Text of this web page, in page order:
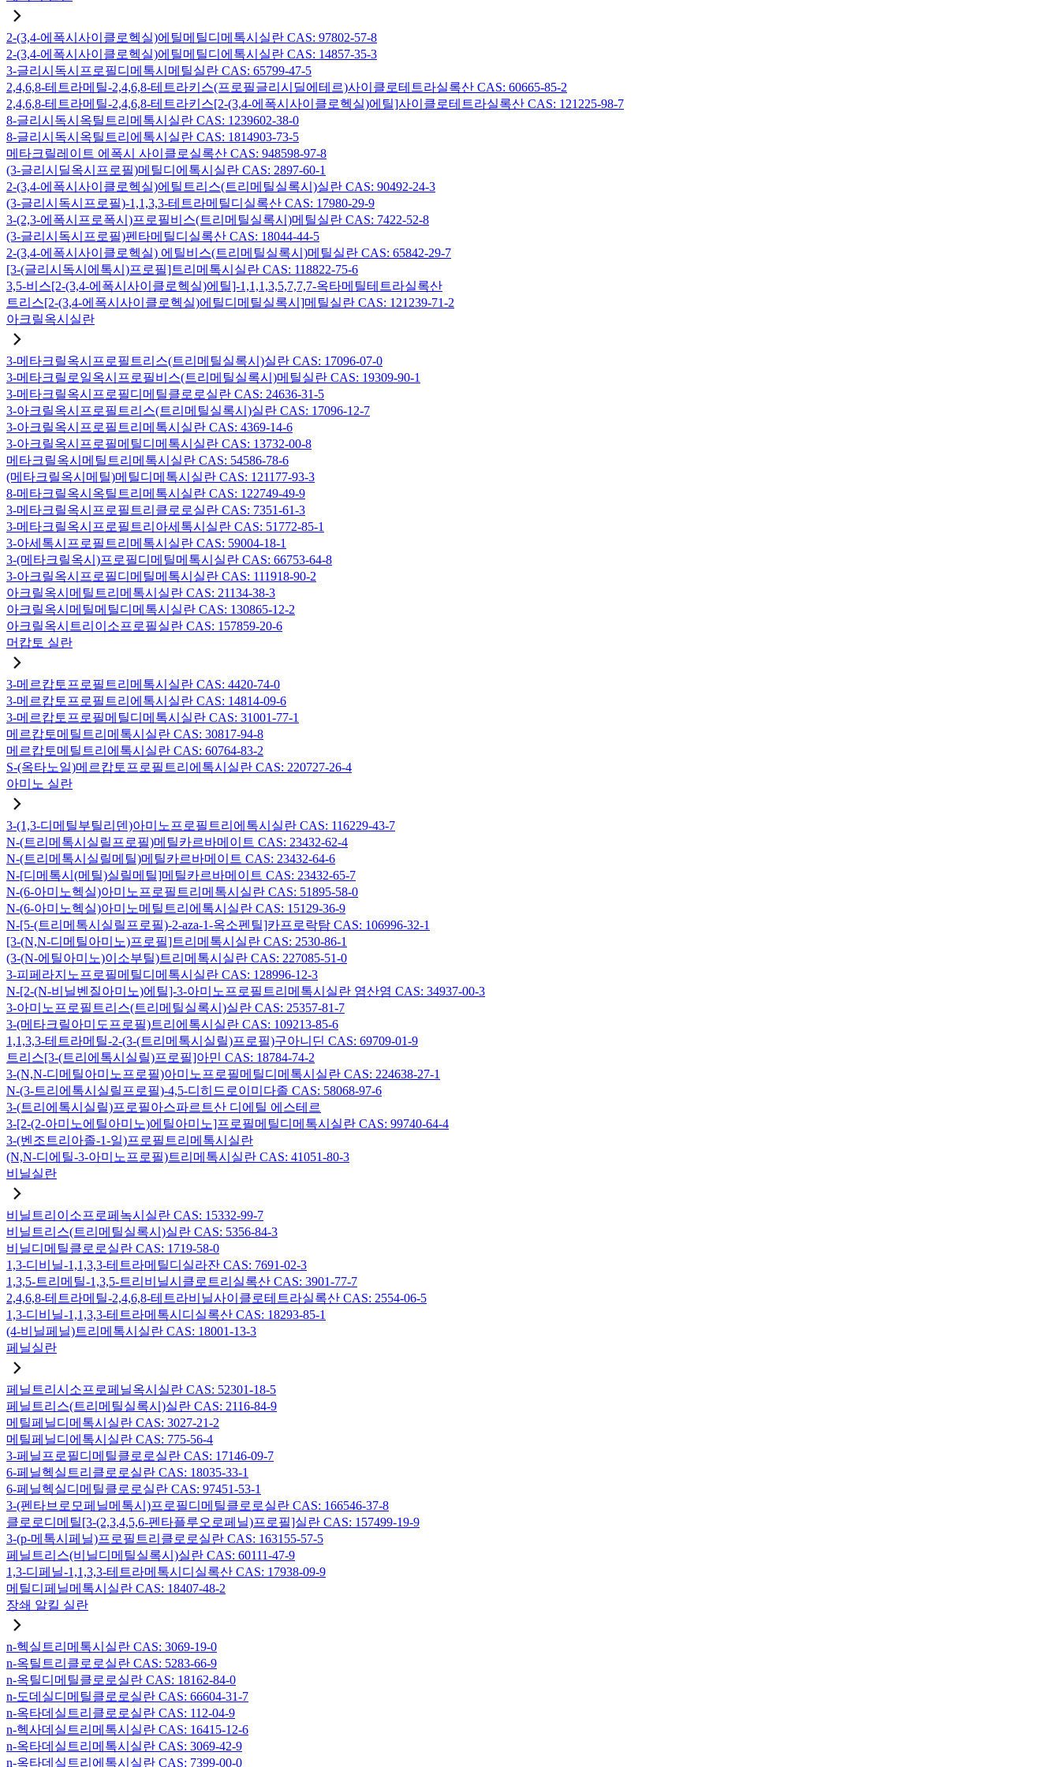
2-(3,4-에폭시사이클로헥실)에틸메틸디메톡시실란 CAS: 97802-57-8
2-(3,4-에폭시사이클로헥실)에틸메틸디에톡시실란 CAS: 14857-35-3
3-글리시독시프로필디메톡시메틸실란 CAS: 65799-47-5
2,4,6,8-테트라메틸-2,4,6,8-테트라키스(프로필글리시딜에테르)사이클로테트라실록산 CAS: 60665-85-2
2,4,6,8-테트라메틸-2,4,6,8-테트라키스[2-(3,4-에폭시사이클로헥실)에틸]사이클로테트라실록산 CAS: 121225-98-7
8-글리시독시옥틸트리메톡시실란 CAS: 1239602-38-0
8-글리시독시옥틸트리에톡시실란 CAS: 1814903-73-5
메타크릴레이트 에폭시 사이클로실록산 CAS: 948598-97-8
(3-글리시딜옥시프로필)메틸디에톡시실란 CAS: 2897-60-1
2-(3,4-에폭시사이클로헥실)에틸트리스(트리메틸실록시)실란 CAS: 90492-24-3
(3-글리시독시프로필)-1,1,3,3-테트라메틸디실록산 CAS: 17980-29-9
3-(2,3-에폭시프로폭시)프로필비스(트리메틸실록시)메틸실란 CAS: 7422-52-8
(3-글리시독시프로필)펜타메틸디실록산 CAS: 18044-44-5
2-(3,4-에폭시사이클로헥실) 에틸비스(트리메틸실록시)메틸실란 CAS: 65842-29-7
[3-(글리시독시에톡시)프로필]트리메톡시실란 CAS: 118822-75-6
3,5-비스[2-(3,4-에폭시사이클로헥실)에틸]-1,1,1,3,5,7,7,7-옥타메틸테트라실록산
트리스[2-(3,4-에폭시사이클로헥실)에틸디메틸실록시]메틸실란 CAS: 121239-71-2
아크릴옥시실란
3-메타크릴옥시프로필트리스(트리메틸실록시)실란 CAS: 17096-07-0
3-메타크릴로일옥시프로필비스(트리메틸실록시)메틸실란 CAS: 19309-90-1
3-메타크릴옥시프로필디메틸클로로실란 CAS: 24636-31-5
3-아크릴옥시프로필트리스(트리메틸실록시)실란 CAS: 17096-12-7
3-아크릴옥시프로필트리메톡시실란 CAS: 4369-14-6
3-아크릴옥시프로필메틸디메톡시실란 CAS: 13732-00-8
메타크릴옥시메틸트리메톡시실란 CAS: 54586-78-6
(메타크릴옥시메틸)메틸디메톡시실란 CAS: 121177-93-3
8-메타크릴옥시옥틸트리메톡시실란 CAS: 122749-49-9
3-메타크릴옥시프로필트리클로로실란 CAS: 7351-61-3
3-메타크릴옥시프로필트리아세톡시실란 CAS: 51772-85-1
3-아세톡시프로필트리메톡시실란 CAS: 59004-18-1
3-(메타크릴옥시)프로필디메틸메톡시실란 CAS: 66753-64-8
3-아크릴옥시프로필디메틸메톡시실란 CAS: 111918-90-2
아크릴옥시메틸트리메톡시실란 CAS: 21134-38-3
아크릴옥시메틸메틸디메톡시실란 CAS: 130865-12-2
아크릴옥시트리이소프로필실란 CAS: 157859-20-6
머캅토 실란
3-메르캅토프로필트리메톡시실란 CAS: 4420-74-0
3-메르캅토프로필트리에톡시실란 CAS: 14814-09-6
3-메르캅토프로필메틸디메톡시실란 CAS: 31001-77-1
메르캅토메틸트리메톡시실란 CAS: 30817-94-8
메르캅토메틸트리에톡시실란 CAS: 60764-83-2
S-(옥타노일)메르캅토프로필트리에톡시실란 CAS: 220727-26-4
아미노 실란
3-(1,3-디메틸부틸리덴)아미노프로필트리에톡시실란 CAS: 116229-43-7
N-(트리메톡시실릴프로필)메틸카르바메이트 CAS: 23432-62-4
N-(트리메톡시실릴메틸)메틸카르바메이트 CAS: 23432-64-6
N-[디메톡시(메틸)실릴메틸]메틸카르바메이트 CAS: 23432-65-7
N-(6-아미노헥실)아미노프로필트리메톡시실란 CAS: 51895-58-0
N-(6-아미노헥실)아미노메틸트리에톡시실란 CAS: 15129-36-9
N-[5-(트리메톡시실릴프로필)-2-aza-1-옥소펜틸]카프로락탐 CAS: 106996-32-1
[3-(N,N-디메틸아미노)프로필]트리메톡시실란 CAS: 2530-86-1
(3-(N-에틸아미노)이소부틸)트리메톡시실란 CAS: 227085-51-0
3-피페라지노프로필메틸디메톡시실란 CAS: 128996-12-3
N-[2-(N-비닐벤질아미노)에틸]-3-아미노프로필트리메톡시실란 염산염 CAS: 34937-00-3
3-아미노프로필트리스(트리메틸실록시)실란 CAS: 25357-81-7
3-(메타크릴아미도프로필)트리에톡시실란 CAS: 109213-85-6
1,1,3,3-테트라메틸-2-(3-(트리메톡시실릴)프로필)구아니딘 CAS: 69709-01-9
트리스[3-(트리에톡시실릴)프로필]아민 CAS: 18784-74-2
3-(N,N-디메틸아미노프로필)아미노프로필메틸디메톡시실란 CAS: 224638-27-1
N-(3-트리에톡시실릴프로필)-4,5-디히드로이미다졸 CAS: 58068-97-6
3-(트리에톡시실릴)프로필아스파르트산 디에틸 에스테르
3-[2-(2-아미노에틸아미노)에틸아미노]프로필메틸디메톡시실란 CAS: 99740-64-4
3-(벤조트리아졸-1-일)프로필트리메톡시실란
(N,N-디에틸-3-아미노프로필)트리메톡시실란 CAS: 41051-80-3
비닐실란
비닐트리이소프로페녹시실란 CAS: 15332-99-7
비닐트리스(트리메틸실록시)실란 CAS: 5356-84-3
비닐디메틸클로로실란 CAS: 1719-58-0
1,3-디비닐-1,1,3,3-테트라메틸디실라잔 CAS: 7691-02-3
1,3,5-트리메틸-1,3,5-트리비닐시클로트리실록산 CAS: 3901-77-7
2,4,6,8-테트라메틸-2,4,6,8-테트라비닐사이클로테트라실록산 CAS: 2554-06-5
1,3-디비닐-1,1,3,3-테트라메톡시디실록산 CAS: 18293-85-1
(4-비닐페닐)트리메톡시실란 CAS: 18001-13-3
페닐실란
페닐트리시소프로페닐옥시실란 CAS: 52301-18-5
페닐트리스(트리메틸실록시)실란 CAS: 2116-84-9
메틸페닐디메톡시실란 CAS: 3027-21-2
메틸페닐디에톡시실란 CAS: 775-56-4
3-페닐프로필디메틸클로로실란 CAS: 17146-09-7
6-페닐헥실트리클로로실란 CAS: 18035-33-1
6-페닐헥실디메틸클로로실란 CAS: 97451-53-1
3-(펜타브로모페닐메톡시)프로필디메틸클로로실란 CAS: 166546-37-8
클로로디메틸[3-(2,3,4,5,6-펜타플루오로페닐)프로필]실란 CAS: 157499-19-9
3-(p-메톡시페닐)프로필트리클로로실란 CAS: 163155-57-5
페닐트리스(비닐디메틸실록시)실란 CAS: 60111-47-9
1,3-디페닐-1,1,3,3-테트라메톡시디실록산 CAS: 17938-09-9
메틸디페닐메톡시실란 CAS: 18407-48-2
장쇄 알킬 실란
n-헥실트리메톡시실란 CAS: 3069-19-0
n-옥틸트리클로로실란 CAS: 5283-66-9
n-옥틸디메틸클로로실란 CAS: 18162-84-0
n-도데실디메틸클로로실란 CAS: 66604-31-7
n-옥타데실트리클로로실란 CAS: 112-04-9
n-헥사데실트리메톡시실란 CAS: 16415-12-6
n-옥타데실트리메톡시실란 CAS: 3069-42-9
n-옥타데실트리에톡시실란 CAS: 7399-00-0